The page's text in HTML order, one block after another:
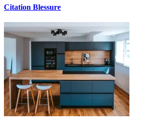
Citation Blessure